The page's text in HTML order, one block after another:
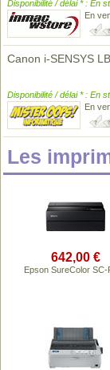
Disponibilité / délai * : En
En
Canon i-SENSYS
Disponibilité / délai * : En
En
Les
642,00 €
Epson SureColor SC-